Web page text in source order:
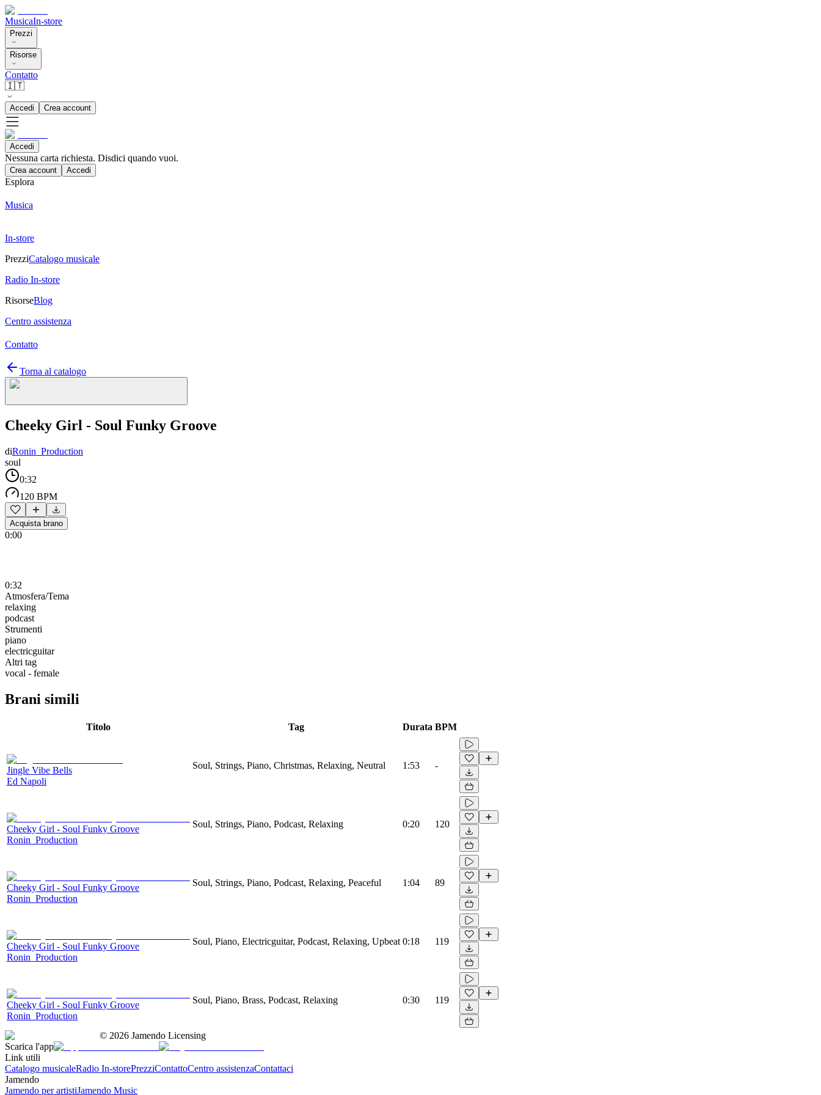
MusicaIn-store
Prezzi
Risorse
Contatto
🇮🇹
Accedi Crea account
Accedi
Nessuna carta richiesta. Disdici quando vuoi.
Crea account Accedi
Esplora
Musica
In-store
PrezziCatalogo musicale
Radio In-store
RisorseBlog
Centro assistenza
Contatto
Torna al catalogo
Cheeky Girl - Soul Funky Groove
diRonin_Production
soul
0:32
120 BPM
Acquista brano
0:00
0:32
Atmosfera/Tema
relaxing
podcast
Strumenti
piano
electricguitar
Altri tag
vocal - female
Brani simili
Titolo Tag Durata BPM
Jingle Vibe Bells
Ed Napoli
Soul, Strings, Piano, Christmas, Relaxing, Neutral 1:53 -
Cheeky Girl - Soul Funky Groove
Ronin_Production
Soul, Strings, Piano, Podcast, Relaxing 0:20 120
Cheeky Girl - Soul Funky Groove
Ronin_Production
Soul, Strings, Piano, Podcast, Relaxing, Peaceful 1:04 89
Cheeky Girl - Soul Funky Groove
Ronin_Production
Soul, Piano, Electricguitar, Podcast, Relaxing, Upbeat 0:18 119
Cheeky Girl - Soul Funky Groove
Ronin_Production
Soul, Piano, Brass, Podcast, Relaxing 0:30 119
© 2026 Jamendo Licensing
Scarica l'app
Link utili
Catalogo musicaleRadio In-storePrezziContattoCentro assistenzaContattaci
Jamendo
Jamendo per artistiJamendo Music